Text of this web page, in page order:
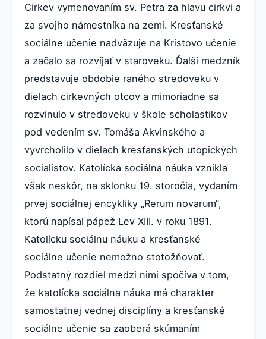
Cirkev vymenovaním sv. Petra za hlavu cirkvi a
za svojho námestníka na zemi. Kresťanské
sociálne učenie nadväzuje na Kristovo učenie
a začalo sa rozvíjať v staroveku. Ďalší medzník
predstavuje obdobie raného stredoveku v
dielach cirkevných otcov a mimoriadne sa
rozvinulo v stredoveku v škole scholastikov
pod vedením sv. Tomáša Akvinského a
vyvrcholilo v dielach kresťanských utopických
socialistov. Katolícka sociálna náuka vznikla
však neskôr, na sklonku 19. storočia, vydaním
prvej sociálnej encykliky „Rerum novarum“,
ktorú napísal pápež Lev XIII. v roku 1891.
Katolícku sociálnu náuku a kresťanské
sociálne učenie nemožno stotožňovať.
Podstatný rozdiel medzi nimi spočíva v tom,
že katolícka sociálna náuka má charakter
samostatnej vednej disciplíny a kresťanské
sociálne učenie sa zaoberá skúmaním